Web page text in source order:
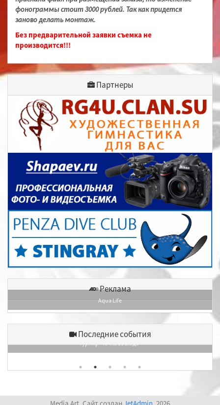
фонограммы стоит 3000 рублей. Так как придется
заново делать монтаж.
Без предварительной заявки съемка не
производится!!!
Партнеры
Реклама
Aqua Life
Последние события
Турнир «Точка восхода»